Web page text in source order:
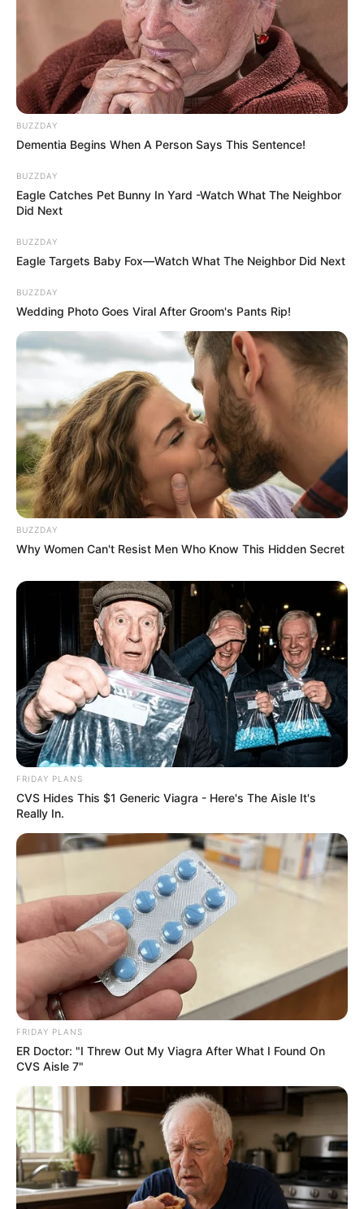
BUZZDAY
Dementia Begins When A Person Says This Sentence!
BUZZDAY
Eagle Catches Pet Bunny In Yard -Watch What The Neighbor
Did Next
BUZZDAY
Eagle Targets Baby Fox—Watch What The Neighbor Did Next
BUZZDAY
Wedding Photo Goes Viral After Groom's Pants Rip!
BUZZDAY
Why Women Can't Resist Men Who Know This Hidden Secret
FRIDAY PLANS
CVS Hides This $1 Generic Viagra - Here's The Aisle It's
Really In.
FRIDAY PLANS
ER Doctor: "I Threw Out My Viagra After What I Found On
CVS Aisle 7"